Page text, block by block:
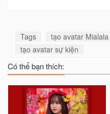
Tags tạo avatar Mialala
tạo avatar sự kiện
Có thể bạn thích: